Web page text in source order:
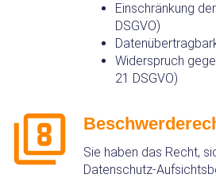
Einschränkung
DSGVO)
Widerspruch
21 DSGVO)
Sie haben das Recht,